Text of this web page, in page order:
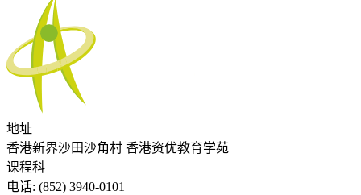
地址
香港新界沙田沙角村 香港资优教育学苑
课程科
电话: (852) 3940-0101